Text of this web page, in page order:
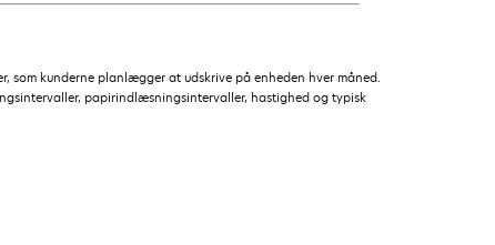
som kunderne planlægger at udskrive på enheden hver måned.
papirindlæsningsintervaller, hastighed og typisk